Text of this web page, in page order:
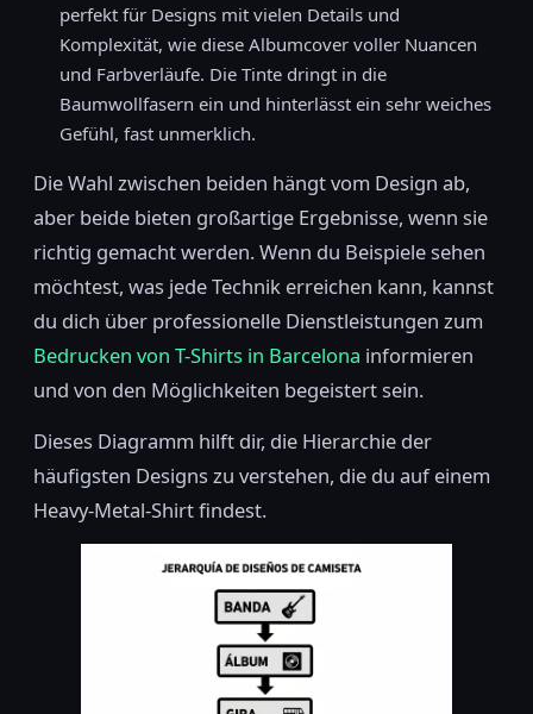
perfekt für Designs mit vielen Details und
Komplexität, wie diese Albumcover voller Nuancen
und Farbverläufe. Die Tinte dringt in die
Baumwollfasern ein und hinterlässt ein sehr weiches
Gefühl, fast unmerklich.
Die Wahl zwischen beiden hängt vom Design ab,
aber beide bieten großartige Ergebnisse, wenn sie
richtig gemacht werden. Wenn du Beispiele sehen
möchtest, was jede Technik erreichen kann, kannst
du dich über professionelle Dienstleistungen zum
Bedrucken von T-Shirts in Barcelona informieren
und von den Möglichkeiten begeistert sein.
Dieses Diagramm hilft dir, die Hierarchie der
häufigsten Designs zu verstehen, die du auf einem
Heavy-Metal-Shirt findest.